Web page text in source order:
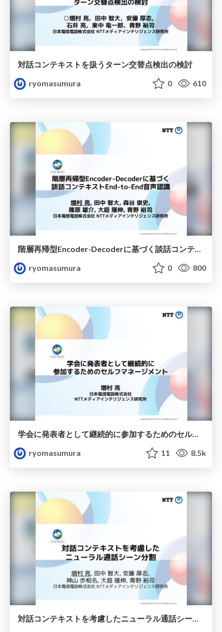
対話コンテキストを扱うターン交替点検出の検討
ryomasumura
0 610
階層再帰型Encoder-Decoderに基づく談話コンテキストEnd-to-End音声認識
ryomasumura
0 800
学会に発表者として継続的に参加するためのセルフマネージメント
ryomasumura
11 8.5k
対話コンテキストを考慮したニューラル通話シーン分割